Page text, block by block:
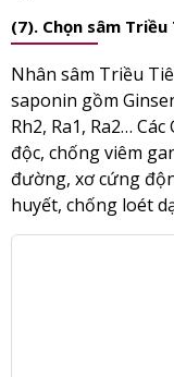
(7). Chọn sâm
Nhân sâm Triều
saponin gồm
Rh2, Ra1, Ra2…
độc, chống viêm
đường, xơ cứng
huyết, chống loét